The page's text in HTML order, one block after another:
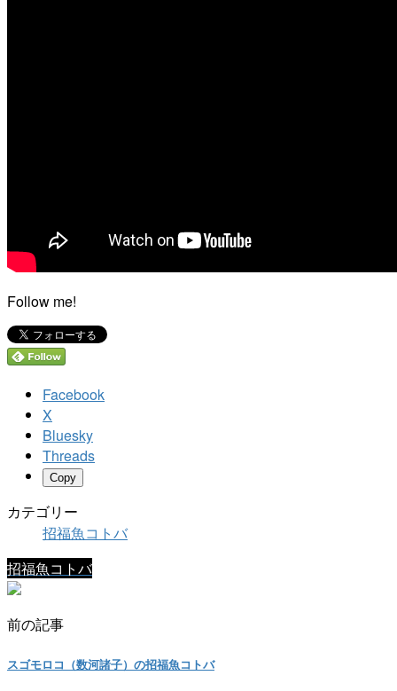
Follow me!
Facebook
X
Bluesky
Threads
Copy
カテゴリー
招福魚コトバ
招福魚コトバ
前の記事
スゴモロコ（数河諸子）の招福魚コトバ